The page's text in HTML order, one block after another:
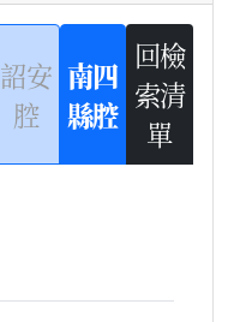
詔安
腔
南四
縣腔
回檢
索清
單